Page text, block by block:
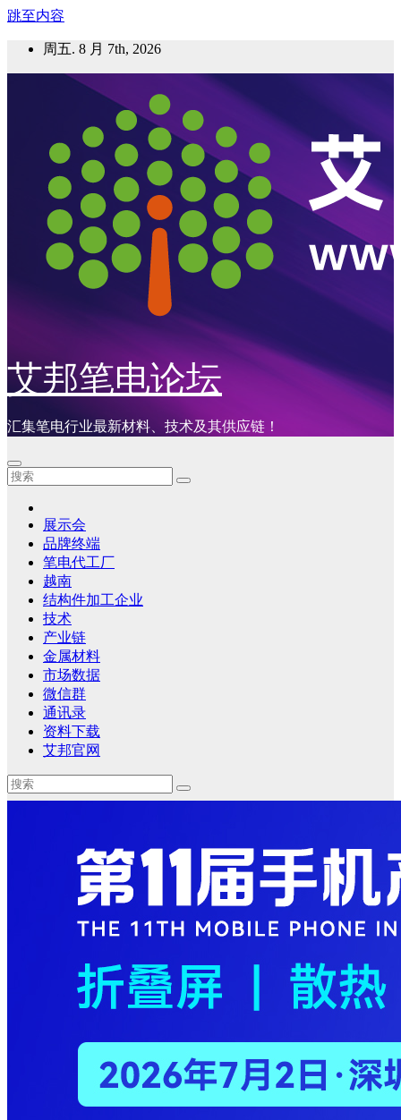
跳至内容
周五. 8 月 7th, 2026
艾邦笔电论坛
汇集笔电行业最新材料、技术及其供应链！
展示会
品牌终端
笔电代工厂
越南
结构件加工企业
技术
产业链
金属材料
市场数据
微信群
通讯录
资料下载
艾邦官网